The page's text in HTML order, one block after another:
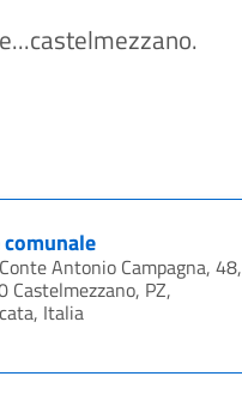
comunale
Antonio Campagna, 48,
Castelmezzano, PZ,
Italia